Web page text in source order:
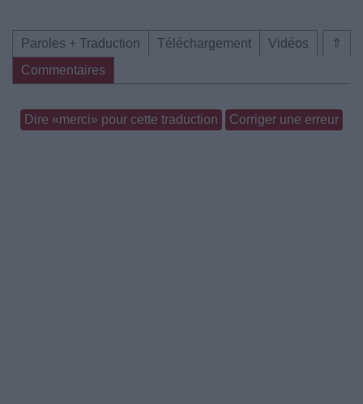
⇑
Paroles + Traduction Téléchargement
Vidéos
Commentaires
Dire «merci» pour cette traduction Corriger une erreur